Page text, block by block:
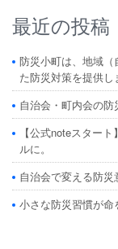
最近の投稿
防災小町は、地域
た防災対策を提供し
自治会・町内会の防
【公式noteスター
ルに。
自治会で変える防
小さな防災習慣が命